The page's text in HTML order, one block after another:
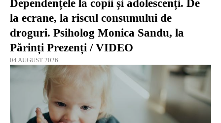
Dependențele la copii și adolescenți. De
la ecrane, la riscul consumului de
droguri. Psiholog Monica Sandu, la
Părinți Prezenți / VIDEO
04 AUGUST 2026